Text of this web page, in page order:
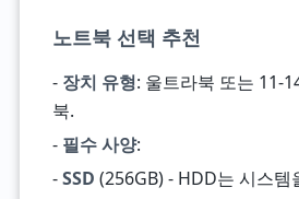
노트북 선택 추천
- 장치 유형: 울트라북 또는 11-
북.
- 필수 사양:
-SSD (256GB) - HDD는 시스템